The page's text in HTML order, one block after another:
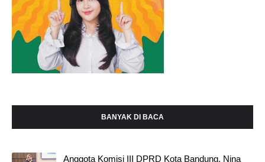
BANYAK DI BACA
Anggota Komisi III DPRD Kota Bandung, Nina